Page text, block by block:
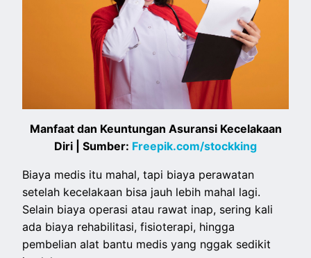
Manfaat dan Keuntungan Asuransi Kecelakaan
Diri | Sumber: Freepik.com/stockking
Biaya medis itu mahal, tapi biaya perawatan
setelah kecelakaan bisa jauh lebih mahal lagi.
Selain biaya operasi atau rawat inap, sering kali
ada biaya rehabilitasi, fisioterapi, hingga
pembelian alat bantu medis yang nggak sedikit